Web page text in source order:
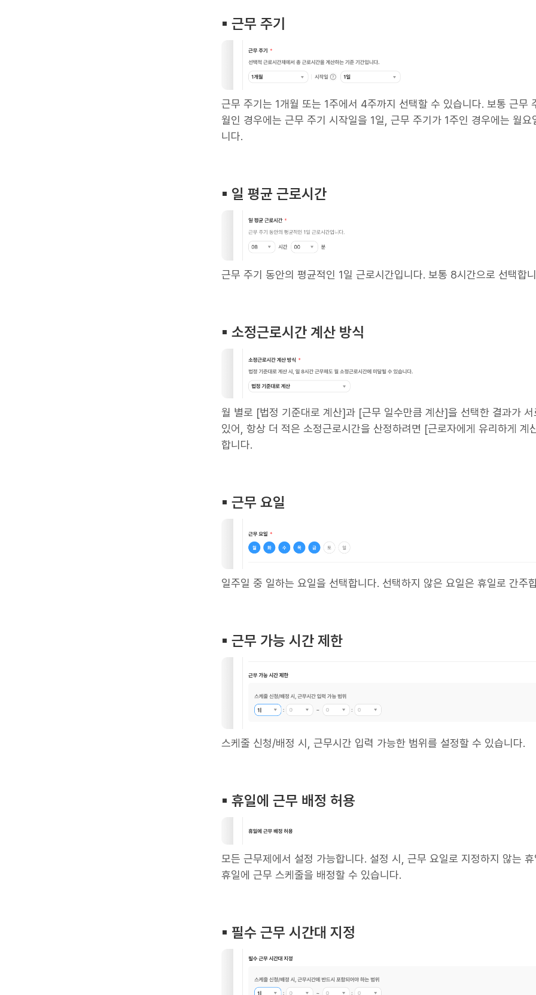
▪︎ 근무 주기
근무 주기는 1개월 또는 1주에서 4주까지 선택할 수 있습니다. 보통 근무
월인 경우에는 근무 주기 시작일을 1일, 근무 주기가 1주인 경우에는 월요
니다.
▪︎ 일 평균 근로시간
근무 주기 동안의 평균적인 1일 근로시간입니다. 보통 8시간으로 선택합
▪︎ 소정근로시간 계산 방식
월 별로 [법정 기준대로 계산]과 [근무 일수만큼 계산]을 선택한 결과가
있어, 항상 더 적은 소정근로시간을 산정하려면 [근로자에게 유리하게 계
합니다.
▪︎ 근무 요일
일주일 중 일하는 요일을 선택합니다. 선택하지 않은 요일은 휴일로 간주
▪︎ 근무 가능 시간 제한
스케줄 신청/배정 시, 근무시간 입력 가능한 범위를 설정할 수 있습니다.
▪︎ 휴일에 근무 배정 허용
모든 근무제에서 설정 가능합니다. 설정 시, 근무 요일로 지정하지 않는
휴일에 근무 스케줄을 배정할 수 있습니다.
▪︎ 필수 근무 시간대 지정